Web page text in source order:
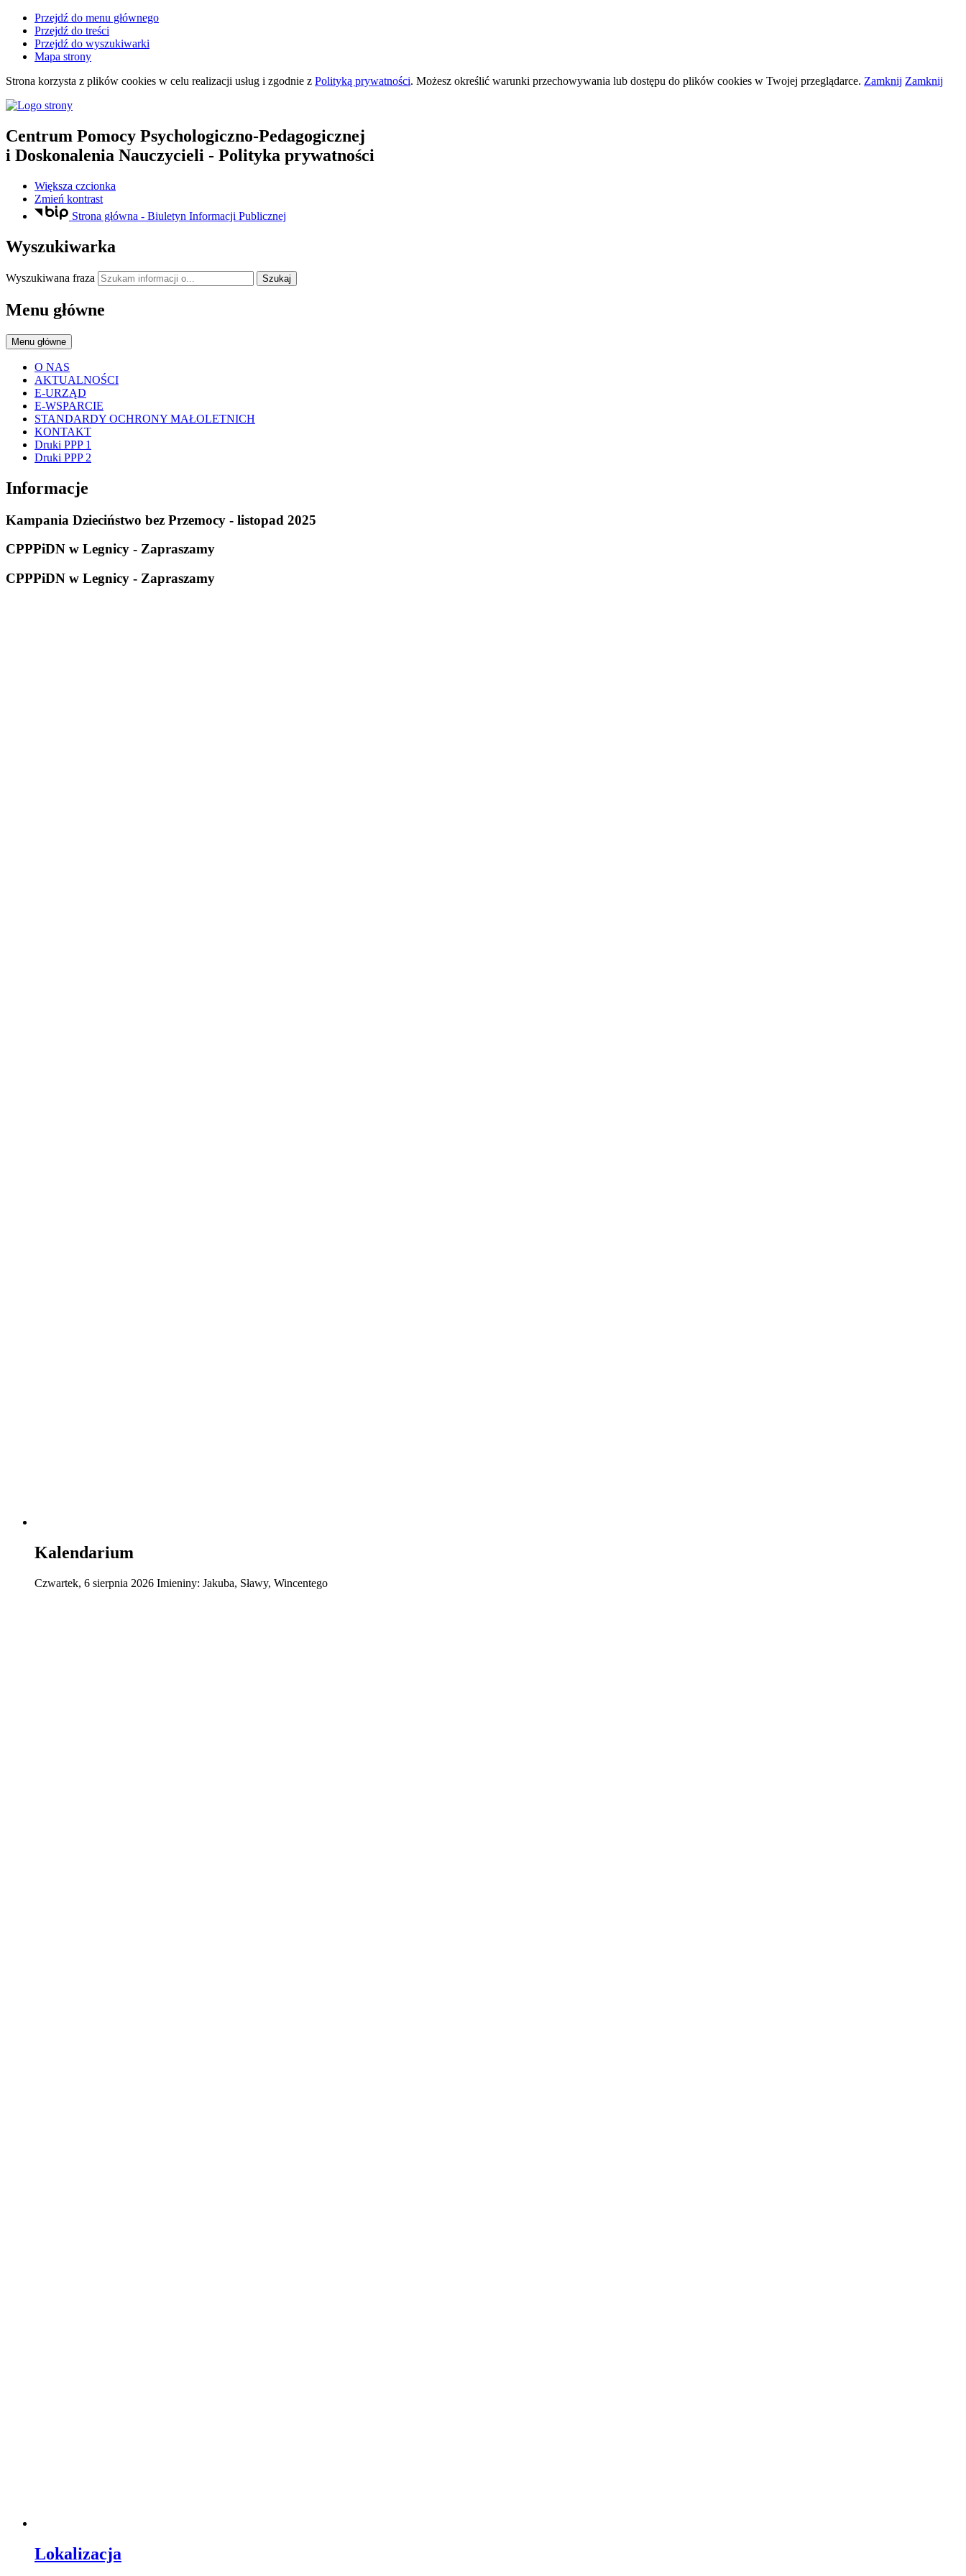
Przejdź do menu głównego
Przejdź do treści
Przejdź do wyszukiwarki
Mapa strony
Strona korzysta z plików cookies w celu realizacji usług i zgodnie z Polityką prywatności. Możesz określić warunki przechowywania lub dostępu do plików cookies w Twojej przeglądarce. Zamknij Zamknij
Centrum Pomocy Psychologiczno-Pedagogicznej
i Doskonalenia Nauczycieli - Polityka prywatności
Większa czcionka
Zmień kontrast
Strona główna - Biuletyn Informacji Publicznej
Wyszukiwarka
Wyszukiwana fraza Szukaj
Menu główne
Menu główne
O NAS
AKTUALNOŚCI
E-URZĄD
E-WSPARCIE
STANDARDY OCHRONY MAŁOLETNICH
KONTAKT
Druki PPP 1
Druki PPP 2
Informacje
Kampania Dzieciństwo bez Przemocy - listopad 2025
CPPPiDN w Legnicy - Zapraszamy
CPPPiDN w Legnicy - Zapraszamy
Kalendarium
Czwartek, 6 sierpnia 2026 Imieniny: Jakuba, Sławy, Wincentego
Lokalizacja